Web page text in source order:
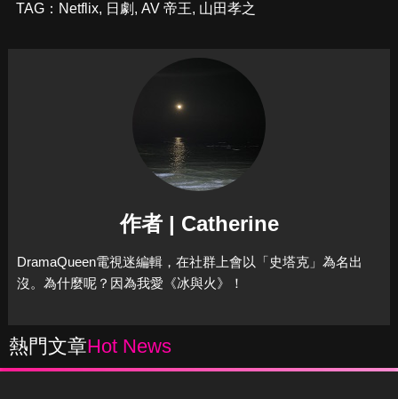
TAG： Netflix, 日劇 , AV 帝王, 山田孝之
作者 | Catherine
DramaQueen電視迷編輯，在社群上會以「史塔克」為名出
沒。為什麼呢？因為我愛《冰與火》！
熱門文章Hot News